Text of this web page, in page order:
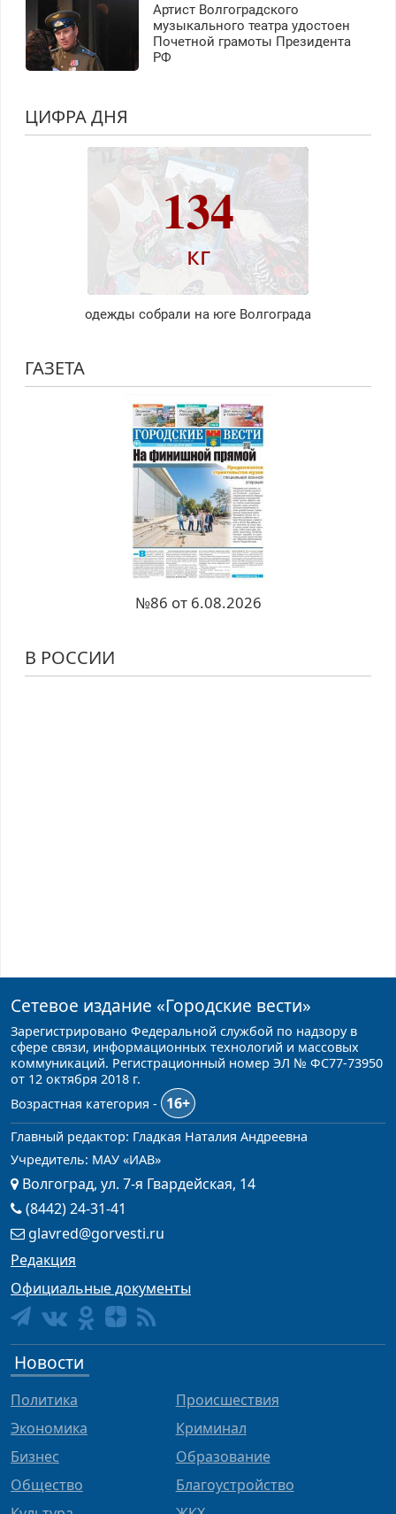
Артист Волгоградского
музыкального театра удостоен
Почетной грамоты Президента
РФ
ЦИФРА ДНЯ
134
кг
одежды собрали на юге Волгограда
ГАЗЕТА
№86 от 6.08.2026
В РОССИИ
Сетевое издание «Городские вести»
Зарегистрировано Федеральной службой по надзору в
сфере связи, информационных технологий и массовых
коммуникаций. Регистрационный номер ЭЛ № ФС77-73950
от 12 октября 2018 г.
Возрастная категория -
16+
Главный редактор: Гладкая Наталия Андреевна
Учредитель: МАУ «ИАВ»
Волгоград, ул. 7-я Гвардейская, 14
(8442) 24-31-41
glavred@gorvesti.ru
Редакция
Официальные документы
Новости
Политика
Экономика
Бизнес
Общество
Происшествия
Криминал
Образование
Благоустройство